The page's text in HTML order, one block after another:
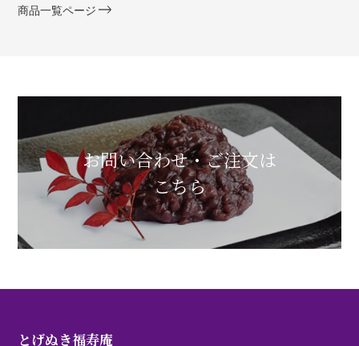
商品一覧ページ
お問い合わせ・ご注文は
こちら
とげぬき福寿庵